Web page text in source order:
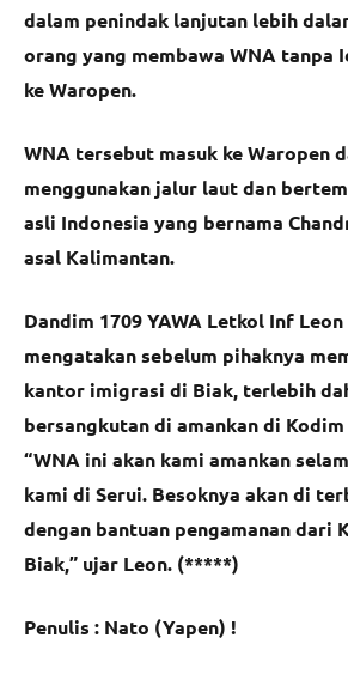
dalam penindak lanjutan lebih
orang yang membawa WNA
ke Waropen.
WNA tersebut masuk ke Waropen
menggunakan jalur laut dan
asli Indonesia yang bernama
asal Kalimantan.
Dandim 1709 YAWA Letkol Inf
mengatakan sebelum pihaknya
kantor imigrasi di Biak, terlebih
bersangkutan di amankan di
“WNA ini akan kami amankan
kami di Serui. Besoknya akan di
dengan bantuan pengamanan dari
Biak,” ujar Leon. (*****)
Penulis : Nato (Yapen) !